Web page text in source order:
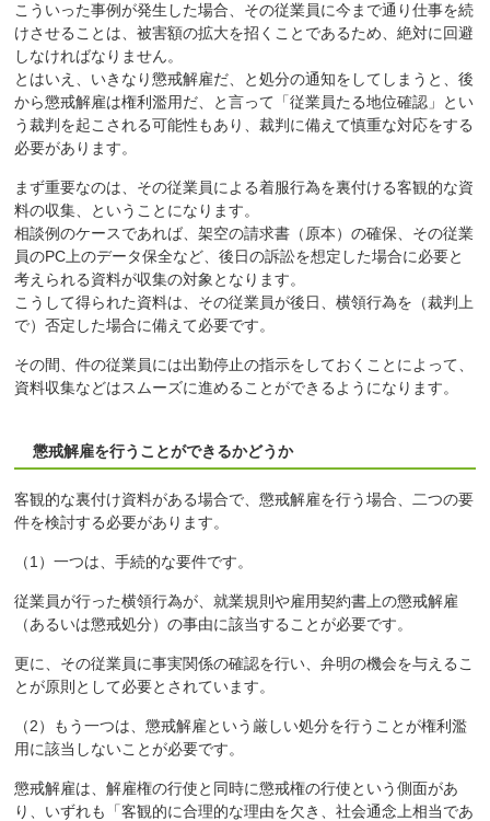
こういった事例が発生した場合、その従業員に今まで通り仕事を続
けさせることは、被害額の拡大を招くことであるため、絶対に回避
しなければなりません。
とはいえ、いきなり懲戒解雇だ、と処分の通知をしてしまうと、後
から懲戒解雇は権利濫用だ、と言って「従業員たる地位確認」とい
う裁判を起こされる可能性もあり、裁判に備えて慎重な対応をする
必要があります。
まず重要なのは、その従業員による着服行為を裏付ける客観的な資
料の収集、ということになります。
相談例のケースであれば、架空の請求書（原本）の確保、その従業
員のPC上のデータ保全など、後日の訴訟を想定した場合に必要と
考えられる資料が収集の対象となります。
こうして得られた資料は、その従業員が後日、横領行為を（裁判上
で）否定した場合に備えて必要です。
その間、件の従業員には出勤停止の指示をしておくことによって、
資料収集などはスムーズに進めることができるようになります。
懲戒解雇を行うことができるかどうか
客観的な裏付け資料がある場合で、懲戒解雇を行う場合、二つの要
件を検討する必要があります。
（1）一つは、手続的な要件です。
従業員が行った横領行為が、就業規則や雇用契約書上の懲戒解雇
（あるいは懲戒処分）の事由に該当することが必要です。
更に、その従業員に事実関係の確認を行い、弁明の機会を与えるこ
とが原則として必要とされています。
（2）もう一つは、懲戒解雇という厳しい処分を行うことが権利濫
用に該当しないことが必要です。
懲戒解雇は、解雇権の行使と同時に懲戒権の行使という側面があ
り、いずれも「客観的に合理的な理由を欠き、社会通念上相当であ